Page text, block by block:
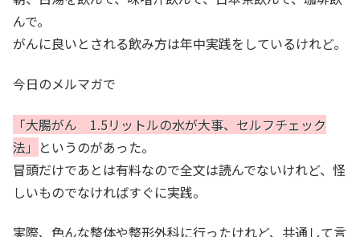
んで。
がんに良いとされる飲み方は年中実践をしているけれど。
今日のメルマガで
「大腸がん 1.5リットルの水が大事、セルフチェック
法」 というのがあった。
冒頭だけであとは有料なので全文は読んでないけれど、怪
しいものでなければすぐに実践。
実際、色んな整体や整形外科に行ったけれど、共通して言